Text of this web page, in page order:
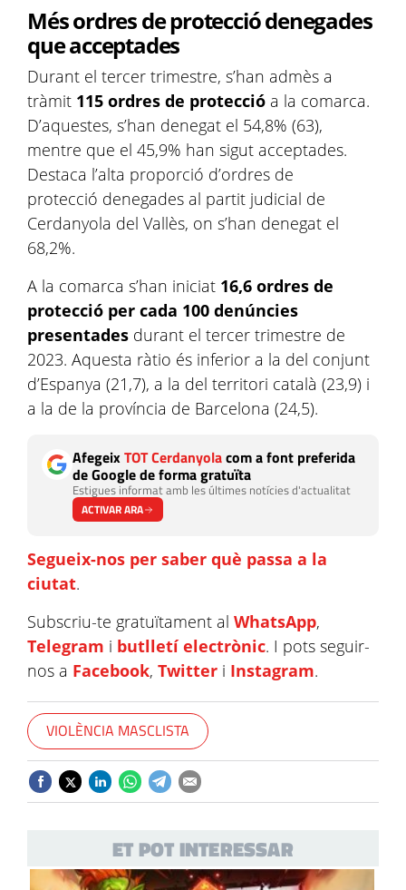
Més ordres de protecció denegades
que acceptades
Durant el tercer trimestre, s’han admès a
tràmit 115 ordres de protecció a la comarca.
D’aquestes, s’han denegat el 54,8% (63),
mentre que el 45,9% han sigut acceptades.
Destaca l’alta proporció d’ordres de
protecció denegades al partit judicial de
Cerdanyola del Vallès, on s’han denegat el
68,2%.
A la comarca s’han iniciat 16,6 ordres de
protecció per cada 100 denúncies
presentades durant el tercer trimestre de
2023. Aquesta ràtio és inferior a la del conjunt
d’Espanya (21,7), a la del territori català (23,9) i
a la de la província de Barcelona (24,5).
AfegeixTOT Cerdanyolacom a font preferida
de Google de forma gratuïta
Estigues informat amb les últimes notícies d'actualitat
ACTIVAR ARA
Segueix-nos per saber què passa a la
ciutat.
Subscriu-te gratuïtament al WhatsApp,
Telegram i butlletí electrònic. I pots seguir-
nos a Facebook, Twitter i Instagram.
VIOLÈNCIA MASCLISTA
ET POT INTERESSAR